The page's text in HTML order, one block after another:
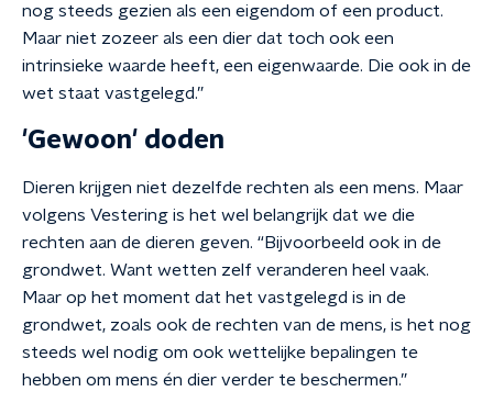
nog steeds gezien als een eigendom of een product.
Maar niet zozeer als een dier dat toch ook een
intrinsieke waarde heeft, een eigenwaarde. Die ook in de
wet staat vastgelegd.”
'Gewoon' doden
Dieren krijgen niet dezelfde rechten als een mens. Maar
volgens Vestering is het wel belangrijk dat we die
rechten aan de dieren geven. “Bijvoorbeeld ook in de
grondwet. Want wetten zelf veranderen heel vaak.
Maar op het moment dat het vastgelegd is in de
grondwet, zoals ook de rechten van de mens, is het nog
steeds wel nodig om ook wettelijke bepalingen te
hebben om mens én dier verder te beschermen.”